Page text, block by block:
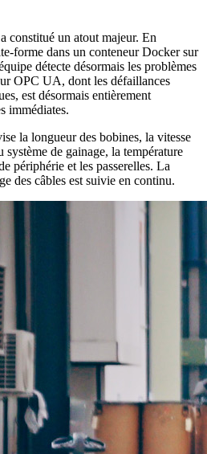
constitué un atout majeur. En
forme dans un conteneur Docker sur
détecte désormais les problèmes
OPC UA, dont les défaillances
est désormais entièrement
immédiates.
la longueur des bobines, la vitesse
de gainage, la température
périphérie et les passerelles. La
des câbles est suivie en continu.